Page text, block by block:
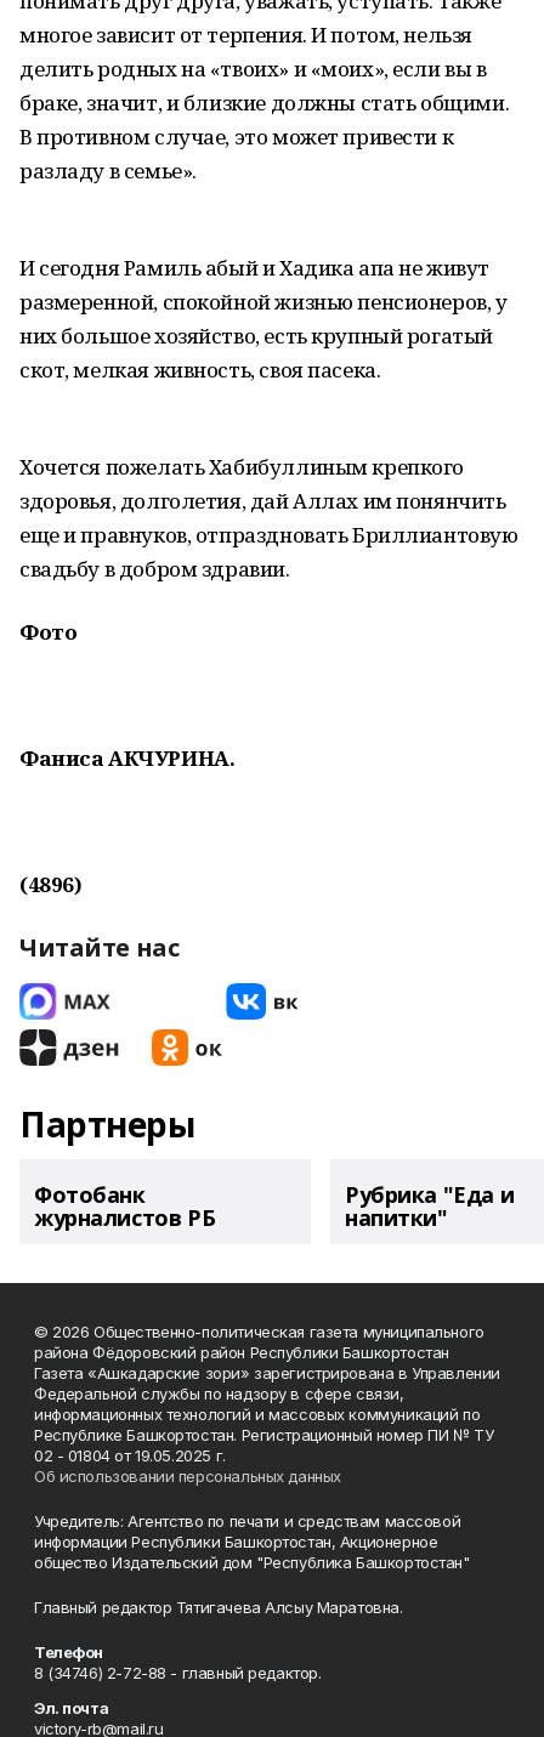
многое зависит от терпения. И потом, нельзя
делить родных на «твоих» и «моих», если вы в
браке, значит, и близкие должны стать общими.
В противном случае, это может привести к
разладу в семье».
И сегодня Рамиль абый и Хадика апа не живут
размеренной, спокойной жизнью пенсионеров, у
них большое хозяйство, есть крупный рогатый
скот, мелкая живность, своя пасека.
Хочется пожелать Хабибуллиным крепкого
здоровья, долголетия, дай Аллах им понянчить
еще и правнуков, отпраздновать Бриллиантовую
свадьбу в добром здравии.
Фото
Фаниса АКЧУРИНА.
(4896)
Читайте нас
Партнеры
Фотобанк
журналистов РБ
Рубрика "Еда и
напитки"
© 2026 Общественно-политическая газета муниципального
района Фёдоровский район Республики Башкортостан
Газета «Ашкадарские зори» зарегистрирована в Управлении
Федеральной службы по надзору в сфере связи,
информационных технологий и массовых коммуникаций по
Республике Башкортостан. Регистрационный номер ПИ № ТУ
02 - 01804 от 19.05.2025 г.
Об использовании персональных данных
Учредитель: Агентство по печати и средствам массовой
информации Республики Башкортостан, Акционерное
общество Издательский дом "Республика Башкортостан"
Главный редактор Тятигачева Алсыу Маратовна.
Телефон
8 (34746) 2-72-88 - главный редактор.
Эл. почта
victory-rb@mail.ru